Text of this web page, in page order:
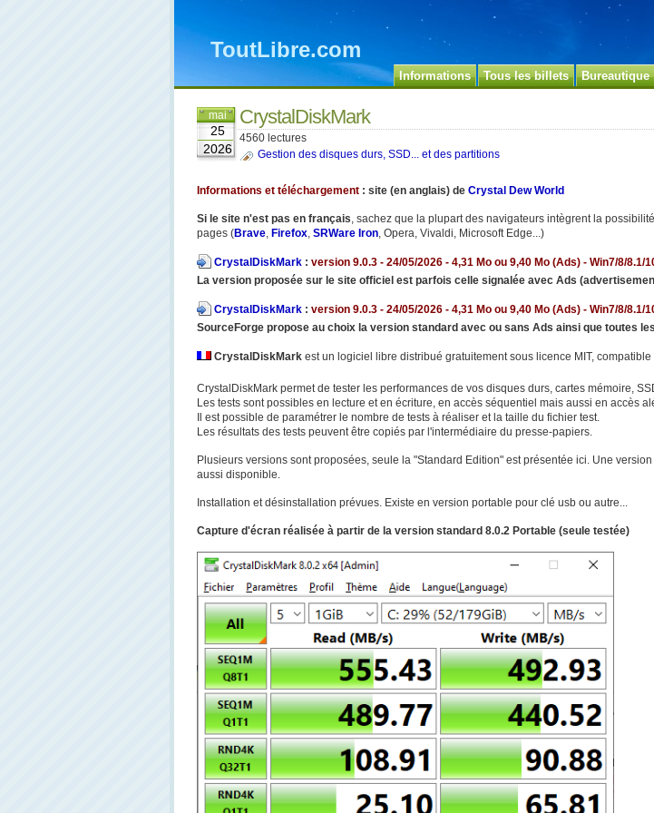
ToutLibre.com
Informations Tous les billets Bureautique
mai
25
2026
CrystalDiskMark
4560 lectures
Gestion des disques durs, SSD... et des partitions
Informations et téléchargement : site (en anglais) de Crystal Dew World
Si le site n'est pas en français, sachez que la plupart des navigateurs intègrent la
pages (Brave, Firefox, SRWare Iron, Opera, Vivaldi, Microsoft Edge...)
CrystalDiskMark : version 9.0.3 - 24/05/2026 - 4,31 Mo ou 9,40 Mo (Ads) - Win7/8/8.1/
La version proposée sur le site officiel est parfois celle signalée avec Ads (
CrystalDiskMark : version 9.0.3 - 24/05/2026 - 4,31 Mo ou 9,40 Mo (Ads) - Win7/8/8.1/
SourceForge propose au choix la version standard avec ou sans Ads ainsi que toutes
CrystalDiskMark est un logiciel libre distribué gratuitement sous licence MIT, compatible
CrystalDiskMark permet de tester les performances de vos disques durs, cartes mémoire,
Les tests sont possibles en lecture et en écriture, en accès séquentiel mais aussi en accès
Il est possible de paramétrer le nombre de tests à réaliser et la taille du fichier test.
Les résultats des tests peuvent être copiés par l'intermédiaire du presse-papiers.
Plusieurs versions sont proposées, seule la "Standard Edition" est présentée ici. Une
aussi disponible.
Installation et désinstallation prévues. Existe en version portable pour clé usb ou autre...
Capture d'écran réalisée à partir de la version standard 8.0.2 Portable (seule testée)